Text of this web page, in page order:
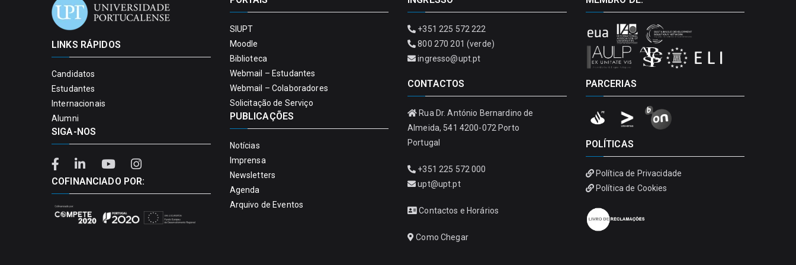
LINKS RÁPIDOS
Candidatos
Estudantes
Internacionais
Alumni
SIGA-NOS
COFINANCIADO POR:
SIUPT
Moodle
Biblioteca
Webmail – Estudantes
Webmail – Colaboradores
Solicitação de Serviço
PUBLICAÇÕES
Notícias
Imprensa
Newsletters
Agenda
Arquivo de Eventos
+351 225 572 222
800 270 201 (verde)
ingresso@upt.pt
CONTACTOS
Rua Dr. António Bernardino de
Almeida, 541 4200-072 Porto
Portugal
+351 225 572 000
upt@upt.pt
Contactos e Horários
Como Chegar
PARCERIAS
POLÍTICAS
Política de Privacidade
Política de Cookies